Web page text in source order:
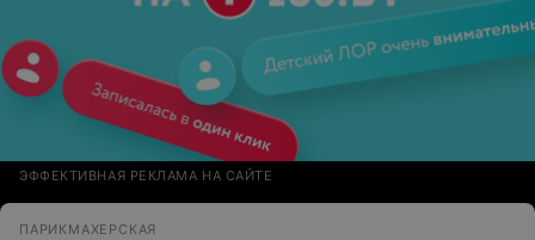
ЭФФЕКТИВНАЯ РЕКЛАМА НА САЙТЕ
ПАРИКМАХЕРСКАЯ